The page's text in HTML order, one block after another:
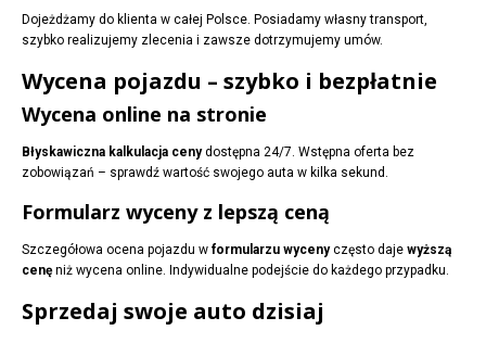
Dojeżdżamy do klienta w całej Polsce. Posiadamy własny transport,
szybko realizujemy zlecenia i zawsze dotrzymujemy umów.
Wycena pojazdu – szybko i bezpłatnie
Wycena online na stronie
Błyskawiczna kalkulacja cenydostępna 24/7. Wstępna oferta bez
zobowiązań – sprawdź wartość swojego auta w kilka sekund.
Formularz wyceny z lepszą ceną
Szczegółowa ocena pojazdu w formularzu wycenyczęsto daje wyższą
cenęniż wycena online. Indywidualne podejście do każdego przypadku.
Sprzedaj swoje auto dzisiaj